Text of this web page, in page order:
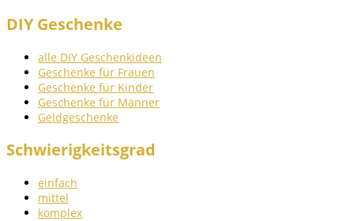
DIY Geschenke
alle DIY Geschenkideen
Geschenke für Frauen
Geschenke für Kinder
Geschenke für Männer
Geldgeschenke
Schwierigkeitsgrad
einfach
mittel
komplex